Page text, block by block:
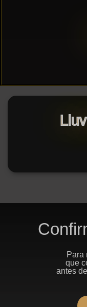
Para
que
antes